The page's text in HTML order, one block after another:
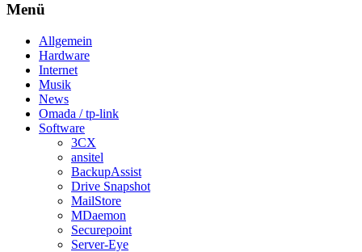
Menü
Allgemein
Hardware
Internet
Musik
News
Omada / tp-link
Software
3CX
ansitel
BackupAssist
Drive Snapshot
MailStore
MDaemon
Securepoint
Server-Eye